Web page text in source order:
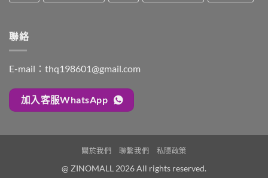
早
中
尬」
與
方
案〉
聯絡
E-mail： thq198601@gmail.com
加入客服WhatsApp
關於我們 聯繫我們 私隱政策
@ ZINOMALL 2026 All rights reserved.